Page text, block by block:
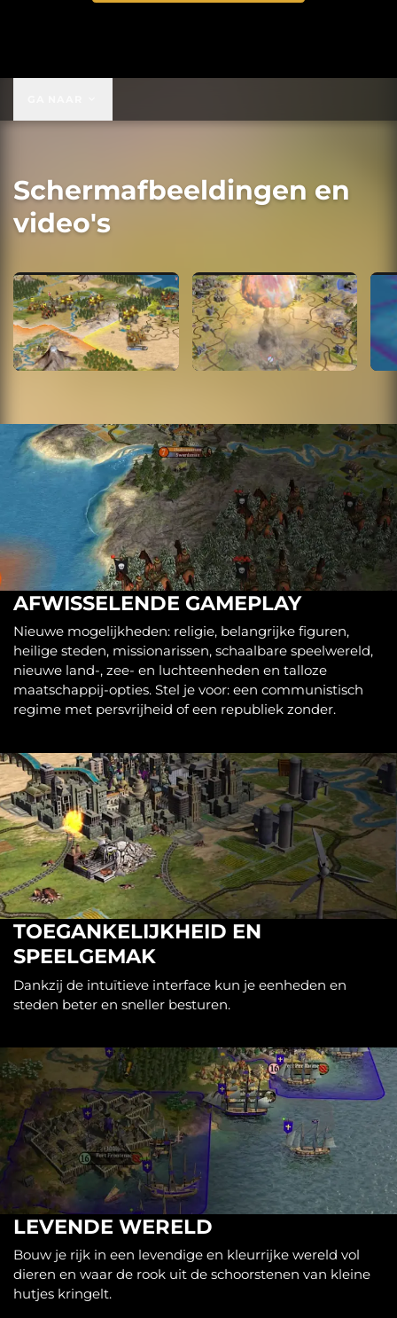
Schermafbeeldingen en
video's
AFWISSELENDE GAMEPLAY
Nieuwe mogelijkheden: religie, belangrijke figuren,
heilige steden, missionarissen, schaalbare speelwereld,
nieuwe land-, zee- en luchteenheden en talloze
maatschappij-opties. Stel je voor: een communistisch
regime met persvrijheid of een republiek zonder.
TOEGANKELIJKHEID EN
SPEELGEMAK
Dankzij de intuïtieve interface kun je eenheden en
steden beter en sneller besturen.
LEVENDE WERELD
Bouw je rijk in een levendige en kleurrijke wereld vol
dieren en waar de rook uit de schoorstenen van kleine
hutjes kringelt.